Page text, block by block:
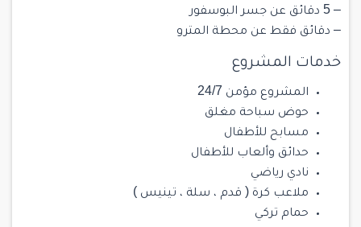
– 5 دقائق عن جسر البوسفور
– دقائق فقط عن محطة المترو
خدمات المشروع
المشروع مؤمن 24/7
حوض سباحة مغلق
مسابح للأطفال
حدائق وألعاب للأطفال
نادي رياضي
ملاعب كرة ( قدم ، سلة ، تينيس )
حمام تركي